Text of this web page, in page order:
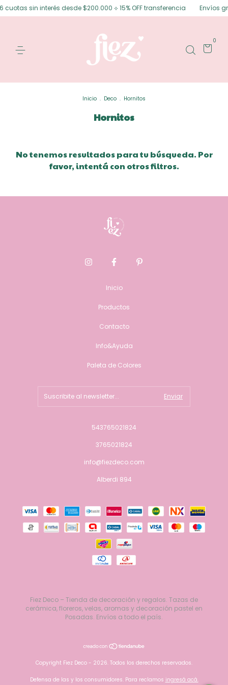
sin interés desde $200.000 ⟡ 15% OFF transferencia Envíos
0
Inicio . Deco . Hornitos
Hornitos
No tenemos resultados para tu búsqueda. Por
favor, intentá con otros filtros.
Inicio
Productos
Contacto
Info&Ayuda
Paleta de Colores
543765021824
3765021824
info@fiezdeco.com
Alberdi 894
Fiez Deco – Tienda de decoración y regalos. Tazas de
cerámica, floreros, velas, aromas y decoración pastel en
Posadas. Envíos a todo el país.
Copyright Fiez Deco - 2026. Todos los derechos reservados.
Defensa de las y los consumidores. Para reclamos ingresá acá.